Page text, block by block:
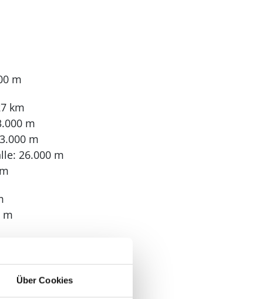
Über Cookies
dem
große und kleine
m
km
m
m
26.000 m
m